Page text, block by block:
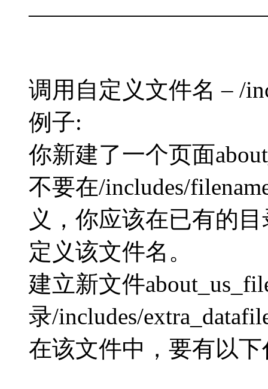
调用自定义文件名 – /
例子:
你新建了一个页面
不要在/includes/
义，你应该在已有的目
定义该文件名。
建立新文件
录/includes/
在该文件中，要有以下